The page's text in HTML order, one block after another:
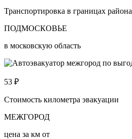
Транспортировка в границах района
ПОДМОСКОВЬЕ
в московскую область
53 ₽
Стоимость километра эвакуации
МЕЖГОРОД
цена за км от